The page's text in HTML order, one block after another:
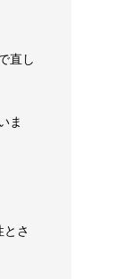
直し
ま
さ